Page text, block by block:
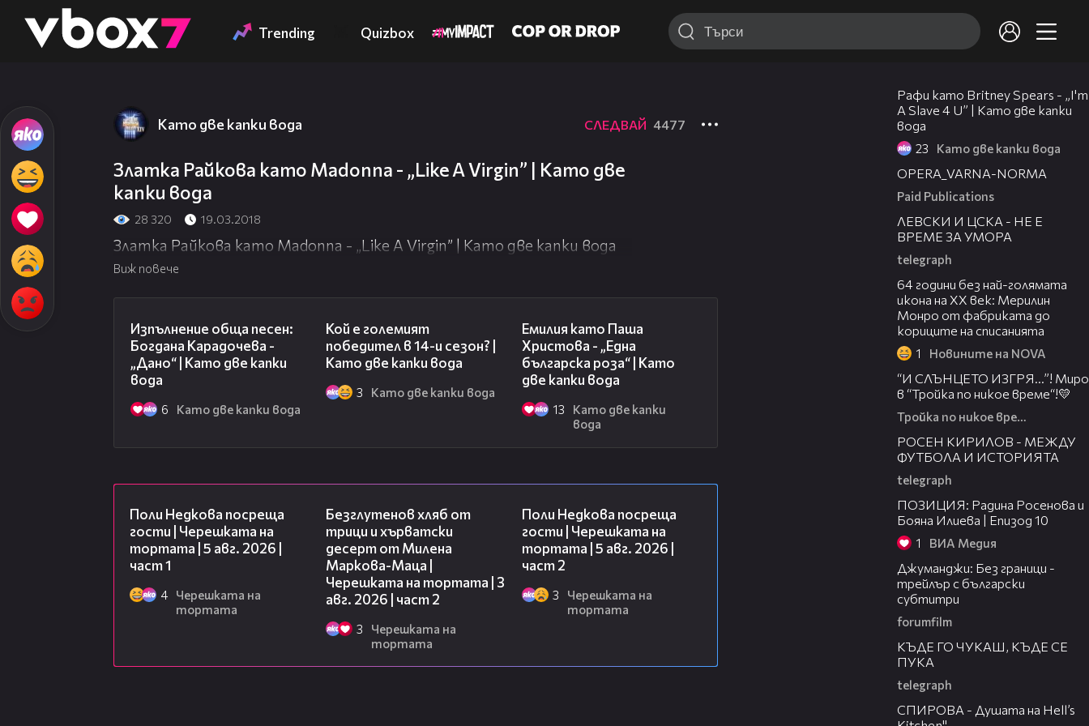
👾 Trending Quizbox
Като две капки вода СЛЕДВАЙ 4477
Златка Райкова като Madonna - „Like A Virgin” | Като две
капки вода
28 320 19.03.2018
Златка Райкова като Madonna - „Like A Virgin” | Като две капки вода
Виж повече
Изпълнение обща песен:
Богдана Карадочева -
„Дано“ | Като две капки
вода
6 Като две капки вода
Кой е големият
победител в 14-и сезон? |
Като две капки вода
3 Като две капки вода
Емилия като Паша
Христова - „Една
българска роза“ | Като
две капки вода
13
Като две капки
вода
Поли Недкова посреща
гости | Черешката на
тортата | 5 авг. 2026 |
част 1
4
Черешката на
тортата
Безглутенов хляб от
трици и хърватски
десерт от Милена
Маркова-Маца |
Черешката на тортата | 3
авг. 2026 | част 2
3
Черешката на
тортата
Поли Недкова посреща
гости | Черешката на
тортата | 5 авг. 2026 |
част 2
3
Черешката на
тортата
Рафи като Britney Spears - „I'm
A Slave 4 U” | Като две капки
вода
23 Като две капки вода
OPERA_VARNA-NORMA
Paid Publications
ЛЕВСКИ И ЦСКА - НЕ Е
ВРЕМЕ ЗА УМОРА
telegraph
64 години без най-голямата
икона на XX век: Мерилин
Монро от фабриката до
кориците на списанията
1 Новините на NOVA
“И СЛЪНЦЕТО ИЗГРЯ…”! Миро
в “Тройка по никое време“!💛
Тройка по никое време
РОСЕН КИРИЛОВ - МЕЖДУ
ФУТБОЛА И ИСТОРИЯТА
telegraph
ПОЗИЦИЯ: Радина Росенова и
Бояна Илиева | Епизод 10
1 ВИА Медия
Джуманджи: Без граници -
трейлър с български
субтитри
forumfilm
КЪДЕ ГО ЧУКАШ, КЪДЕ СЕ
ПУКА
telegraph
СПИРОВА - Душата на Hell’s